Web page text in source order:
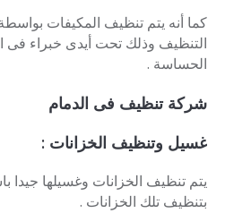
كما أنه يتم تنظيف المكيفات
التنظيف وذلك تحت أيدى خبراء فى
الحساسة .
شركة تنظيف فى الدمام
غسيل وتنظيف الخزانات :
يتم تنظيف الخزانات وغسيلها جيدا
بتنظيف تلك الخزانات .